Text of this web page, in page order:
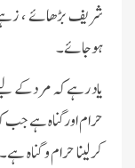
شریف بڑھائے ،
ہوجائے۔
یاد رہے کہ مرد کے
حرام اور گناہ ہے
کرلینا حرام و گناہ